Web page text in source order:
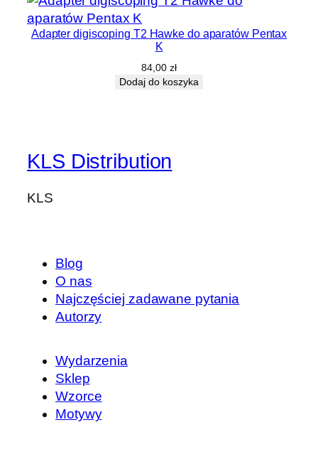
Adapter digiscoping T2 Hawke do aparatów Pentax
K
84,00 zł
Dodaj do koszyka
KLS Distribution
KLS
Blog
O nas
Najczęściej zadawane pytania
Autorzy
Wydarzenia
Sklep
Wzorce
Motywy